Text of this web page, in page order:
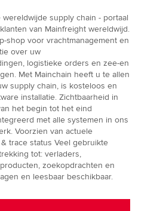
wereldwijde supply chain - portaal
van Mainfreight wereldwijd.
shop voor vrachtmanagement en
over uw
logistieke orders en zee-en
Met Mainchain heeft u te allen
supply chain, is kosteloos en
installatie. Zichtbaarheid in
het begin tot het eind
met alle systemen in ons
Voorzien van actuele
trace status Veel gebruikte
tot: verladers,
zoekopdrachten en
en leesbaar beschikbaar.